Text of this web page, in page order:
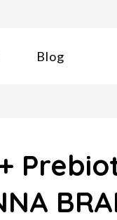
Blog